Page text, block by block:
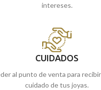
intereses.
CUIDADOS
al punto de venta para
cuidado de tus joyas.